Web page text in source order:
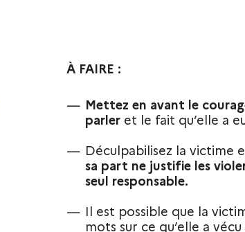
À FAIRE :
Mettez en avant le
parler et le fait qu’elle a
Déculpabilisez la victime
sa part ne justifie les
seul responsable.
Il est possible que la
mots sur ce qu’elle a